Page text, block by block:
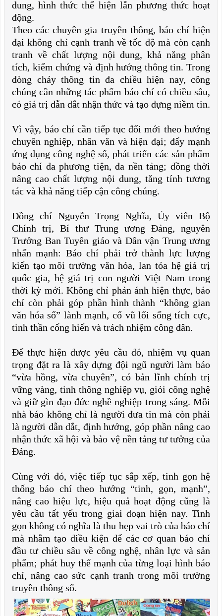
dung, hình thức thể hiện lẫn phương thức hoạt
động.
Theo các chuyên gia truyền thông, báo chí hiện
đại không chỉ cạnh tranh về tốc độ mà còn cạnh
tranh về chất lượng nội dung, khả năng phân
tích, kiểm chứng và định hướng thông tin. Trong
dòng chảy thông tin đa chiều hiện nay, công
chúng cần những tác phẩm báo chí có chiều sâu,
có giá trị dẫn dắt nhận thức và tạo dựng niềm tin.
Vì vậy, báo chí cần tiếp tục đổi mới theo hướng
chuyên nghiệp, nhân văn và hiện đại; đẩy mạnh
ứng dụng công nghệ số, phát triển các sản phẩm
báo chí đa phương tiện, đa nền tảng; đồng thời
nâng cao chất lượng nội dung, tăng tính tương
tác và khả năng tiếp cận công chúng.
Đồng chí Nguyễn Trọng Nghĩa, Ủy viên Bộ
Chính trị, Bí thư Trung ương Đảng, nguyên
Trưởng Ban Tuyên giáo và Dân vận Trung ương
nhấn mạnh: Báo chí phải trở thành lực lượng
kiến tạo môi trường văn hóa, lan tỏa hệ giá trị
quốc gia, hệ giá trị con người Việt Nam trong
thời kỳ mới. Không chỉ phản ánh hiện thực, báo
chí còn phải góp phần hình thành “không gian
văn hóa số” lành mạnh, cổ vũ lối sống tích cực,
tinh thần cống hiến và trách nhiệm công dân.
Để thực hiện được yêu cầu đó, nhiệm vụ quan
trọng đặt ra là xây dựng đội ngũ người làm báo
“vừa hồng, vừa chuyên”, có bản lĩnh chính trị
vững vàng, tinh thông nghiệp vụ, giỏi công nghệ
và giữ gìn đạo đức nghề nghiệp trong sáng. Mỗi
nhà báo không chỉ là người đưa tin mà còn phải
là người dẫn dắt, định hướng, góp phần nâng cao
nhận thức xã hội và bảo vệ nền tảng tư tưởng của
Đảng.
Cùng với đó, việc tiếp tục sắp xếp, tinh gọn hệ
thống báo chí theo hướng “tinh, gọn, mạnh”,
nâng cao hiệu lực, hiệu quả hoạt động cũng là
yêu cầu tất yếu trong giai đoạn hiện nay. Tinh
gọn không có nghĩa là thu hẹp vai trò của báo chí
mà nhằm tạo điều kiện để các cơ quan báo chí
đầu tư chiều sâu về công nghệ, nhân lực và sản
phẩm; phát huy thế mạnh của từng loại hình báo
chí, nâng cao sức cạnh tranh trong môi trường
truyền thông số.